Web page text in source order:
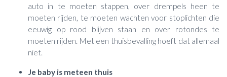
auto in te moeten stappen, over drempels heen te
moeten rijden, te moeten wachten voor stoplichten die
eeuwig op rood blijven staan en over rotondes te
moeten rijden. Met een thuisbevalling hoeft dat allemaal
niet.
Je baby is meteen thuis